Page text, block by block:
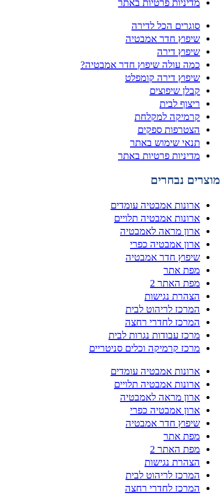
מדיניות פרטיות באתר
סוגרים הכל לדירה
שיפוץ חדר אמבטיה
שיפוץ דירה
כמה עולה שיפוץ חדר אמבטיה?
שיפוץ דירה קומפלט
קבלן שיפוצים
ריצוף לבית
קרמיקה למקלחת
הצטרפות ספקים
תנאי שימוש באתר
מדיניות פרטיות באתר
מוצרים נבחרים
ארונות אמבטיה עומדים
ארונות אמבטיה תלויים
ארון מראה לאמבטיה
ארון אמבטיה כפרי
שיפוץ חדר אמבטיה
מפת אתר
מפת האתר 2
הצהרת נגישות
המרכז לריהוט לבית
המרכז לחדרי רחצה
מרכז עבודות נגרות לבית
מרכז קרמיקה וכלים סניטריים
ארונות אמבטיה עומדים
ארונות אמבטיה תלויים
ארון מראה לאמבטיה
ארון אמבטיה כפרי
שיפוץ חדר אמבטיה
מפת אתר
מפת האתר 2
הצהרת נגישות
המרכז לריהוט לבית
המרכז לחדרי רחצה